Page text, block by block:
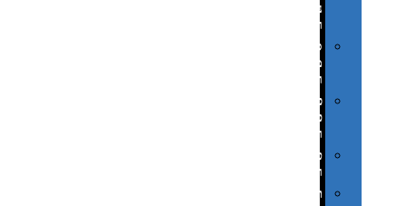
נופש
ונסיעות
סביבת
משרד
ופרימיום
כלים,
פנסים
ורכב
טקסטיל
וחורף
תיקים